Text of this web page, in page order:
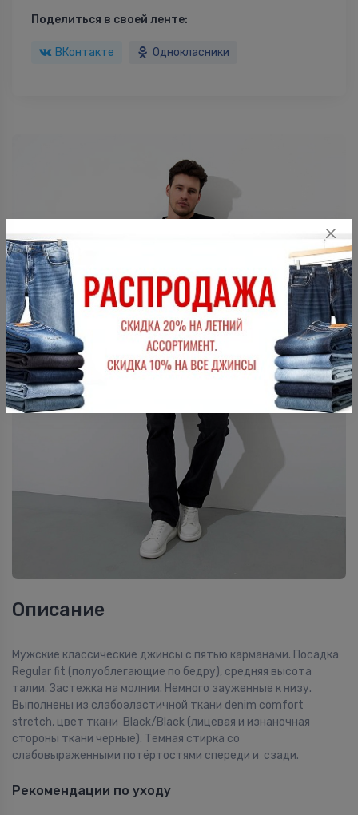
Поделиться в своей ленте:
ВКонтакте Однокласники
Описание
Мужские классические джинсы с пятью карманами. Посадка
Regular fit (полуоблегающие по бедру), средняя высота
талии. Застежка на молнии. Немного зауженные к низу.
Выполнены из слабоэластичной ткани denim comfort
stretch, цвет ткани Black/Black (лицевая и изнаночная
стороны ткани черные). Темная стирка со
слабовыраженными потёртостями спереди и сзади.
Рекомендации по уходу